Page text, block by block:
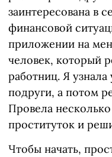
заинтересована в
финансовой
приложении на
человек, который
работниц. Я
подруги, а потом
Провела
проституток и
Чтобы начать,